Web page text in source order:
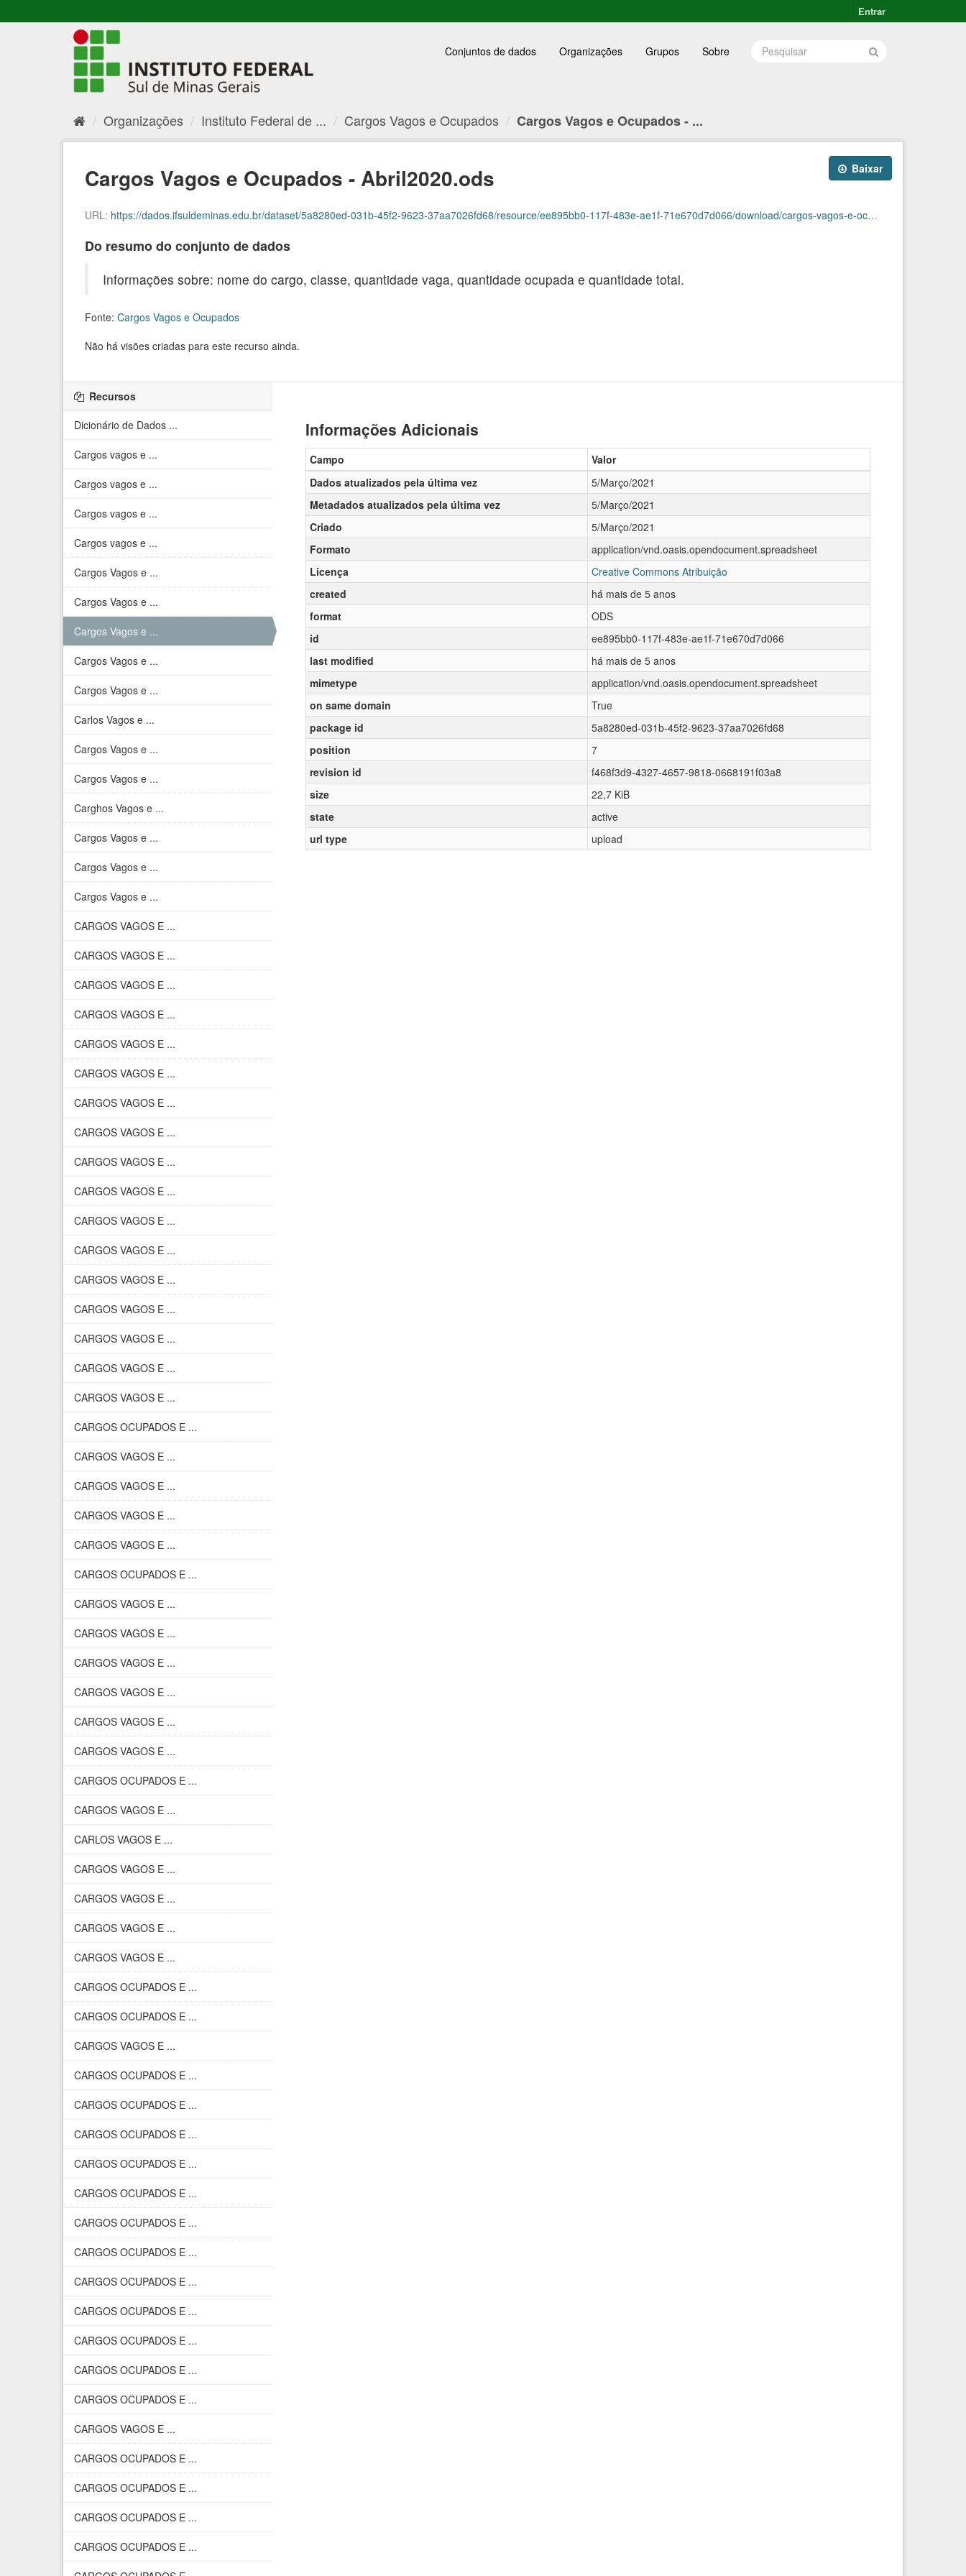
Entrar
Conjuntos de dados Organizações Grupos Sobre
Organizações Instituto Federal de ... Cargos Vagos e Ocupados Cargos Vagos e Ocupados - ...
Baixar
Cargos Vagos e Ocupados - Abril2020.ods
URL: https://dados.ifsuldeminas.edu.br/dataset/5a8280ed-031b-45f2-9623-37aa7026fd68/resource/ee895bb0-117f-483e-ae1f-71e670d7d066/download/cargos-vagos-e-ocupados-abril2020.ods
Do resumo do conjunto de dados
Informações sobre: nome do cargo, classe, quantidade vaga, quantidade ocupada e quantidade total.
Fonte: Cargos Vagos e Ocupados
Não há visões criadas para este recurso ainda.
Recursos
Dicionário de Dados ...
Cargos vagos e ...
Cargos vagos e ...
Cargos vagos e ...
Cargos vagos e ...
Cargos Vagos e ...
Cargos Vagos e ...
Cargos Vagos e ...
Cargos Vagos e ...
Cargos Vagos e ...
Carlos Vagos e ...
Cargos Vagos e ...
Cargos Vagos e ...
Carghos Vagos e ...
Cargos Vagos e ...
Cargos Vagos e ...
Cargos Vagos e ...
CARGOS VAGOS E ...
CARGOS VAGOS E ...
CARGOS VAGOS E ...
CARGOS VAGOS E ...
CARGOS VAGOS E ...
CARGOS VAGOS E ...
CARGOS VAGOS E ...
CARGOS VAGOS E ...
CARGOS VAGOS E ...
CARGOS VAGOS E ...
CARGOS VAGOS E ...
CARGOS VAGOS E ...
CARGOS VAGOS E ...
CARGOS VAGOS E ...
CARGOS VAGOS E ...
CARGOS VAGOS E ...
CARGOS VAGOS E ...
CARGOS OCUPADOS E ...
CARGOS VAGOS E ...
CARGOS VAGOS E ...
CARGOS VAGOS E ...
CARGOS VAGOS E ...
CARGOS OCUPADOS E ...
CARGOS VAGOS E ...
CARGOS VAGOS E ...
CARGOS VAGOS E ...
CARGOS VAGOS E ...
CARGOS VAGOS E ...
CARGOS VAGOS E ...
CARGOS OCUPADOS E ...
CARGOS VAGOS E ...
CARLOS VAGOS E ...
CARGOS VAGOS E ...
CARGOS VAGOS E ...
CARGOS VAGOS E ...
CARGOS VAGOS E ...
CARGOS OCUPADOS E ...
CARGOS OCUPADOS E ...
CARGOS VAGOS E ...
CARGOS OCUPADOS E ...
CARGOS OCUPADOS E ...
CARGOS OCUPADOS E ...
CARGOS OCUPADOS E ...
CARGOS OCUPADOS E ...
CARGOS OCUPADOS E ...
CARGOS OCUPADOS E ...
CARGOS OCUPADOS E ...
CARGOS OCUPADOS E ...
CARGOS OCUPADOS E ...
CARGOS OCUPADOS E ...
CARGOS OCUPADOS E ...
CARGOS VAGOS E ...
CARGOS OCUPADOS E ...
CARGOS OCUPADOS E ...
CARGOS OCUPADOS E ...
CARGOS OCUPADOS E ...
Informações Adicionais
Campo
Valor
Dados atualizados pela última vez
5/Março/2021
Metadados atualizados pela última vez
5/Março/2021
Criado
5/Março/2021
Formato
application/vnd.oasis.opendocument.spreadsheet
Licença
Creative Commons Atribuição
created
há mais de 5 anos
format
ODS
id
ee895bb0-117f-483e-ae1f-71e670d7d066
last modified
há mais de 5 anos
mimetype
application/vnd.oasis.opendocument.spreadsheet
on same domain
True
package id
5a8280ed-031b-45f2-9623-37aa7026fd68
position
7
revision id
f468f3d9-4327-4657-9818-0668191f03a8
size
22,7 KiB
state
active
url type
upload